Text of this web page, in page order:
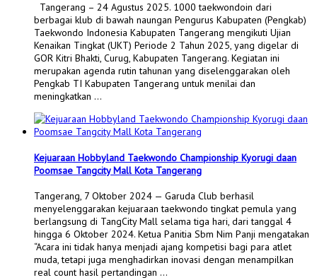
Tangerang – 24 Agustus 2025. 1000 taekwondoin dari
berbagai klub di bawah naungan Pengurus Kabupaten (Pengkab)
Taekwondo Indonesia Kabupaten Tangerang mengikuti Ujian
Kenaikan Tingkat (UKT) Periode 2 Tahun 2025, yang digelar di
GOR Kitri Bhakti, Curug, Kabupaten Tangerang. Kegiatan ini
merupakan agenda rutin tahunan yang diselenggarakan oleh
Pengkab TI Kabupaten Tangerang untuk menilai dan
meningkatkan …
Kejuaraan Hobbyland Taekwondo Championship Kyorugi daan
Poomsae Tangcity Mall Kota Tangerang
Tangerang, 7 Oktober 2024 — Garuda Club berhasil
menyelenggarakan kejuaraan taekwondo tingkat pemula yang
berlangsung di TangCity Mall selama tiga hari, dari tanggal 4
hingga 6 Oktober 2024. Ketua Panitia Sbm Nim Panji mengatakan
“Acara ini tidak hanya menjadi ajang kompetisi bagi para atlet
muda, tetapi juga menghadirkan inovasi dengan menampilkan
real count hasil pertandingan …